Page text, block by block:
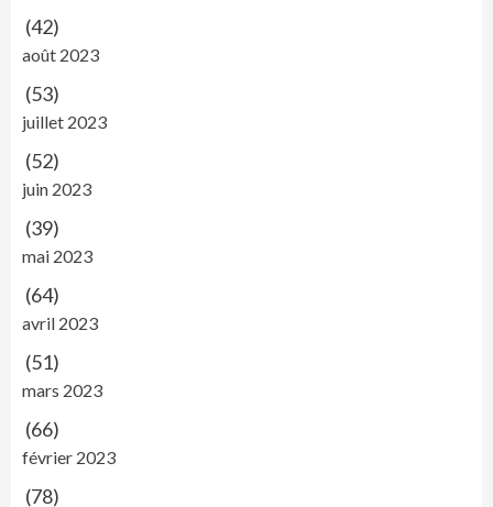
(42)
août 2023
(53)
juillet 2023
(52)
juin 2023
(39)
mai 2023
(64)
avril 2023
(51)
mars 2023
(66)
février 2023
(78)